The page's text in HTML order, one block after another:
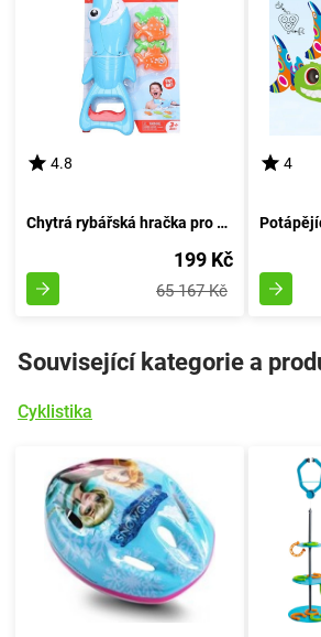
4.8
Chytrá rybářská hračka pro děti - Bleskurychlý lov rybek, Wiky, W007674
199 Kč
65 167 Kč
4
Související kategorie a
Cyklistika